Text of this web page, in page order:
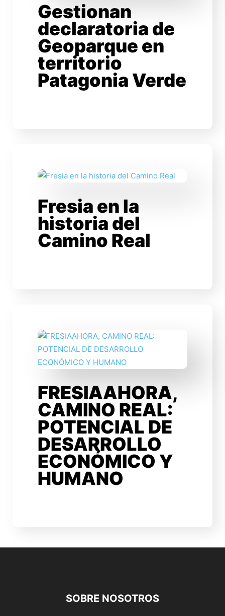
Gestionan
declaratoria de
Geoparque en
territorio
Patagonia Verde
Fresia en la
historia del
Camino Real
FRESIAAHORA,
CAMINO REAL:
POTENCIAL DE
DESARROLLO
ECONÓMICO Y
HUMANO
SOBRE NOSOTROS